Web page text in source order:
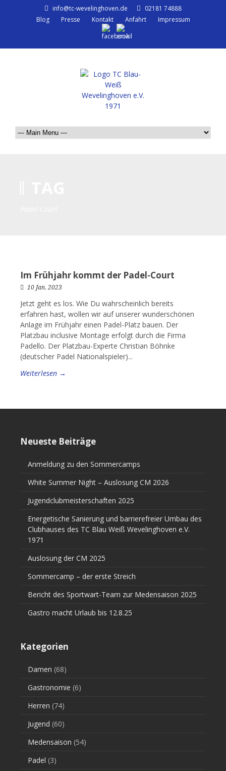
info@tc-wevelinghoven.de
02181 74888
Blog
Presse Kontakt Anfahrt Impressum
Im Frühjahr kommt der Padel-Court
10 Jan. 2023
Jetzt geht es los. Wie Du wahrscheinlich bereits
erfahren hast, wollen wir auf unserer wunderschönen
Anlage im Frühjahr einen Padel-Platz bauen. Der
Platzbau inclusive Montage erfolgt durch die Firma
Padello. Der Platzbau-Experte Christian Böhnke
(deutscher Padel Nationalspieler)...
Weiterlesen →
Neueste Beiträge
Anmeldung zu den Sommercamps
White Summer Night – Auslosung CM 2026
Jugendclubmeisterschaften 2025
Energetische Sanierung und barrierefreier Umbau des
Clubhauses des TC Blau Weiß Wevelinghoven e.V.
1971
Auslosung der CM 2025
Sommercamp – der erste Streich
Bericht des Sportwart-Team zur Medensaison 2025
Gastro macht Urlaub bis 12.8.25
Kategorien
Damen (68)
Gastronomie (6)
Herren (74)
Jugend (60)
Medensaison (54)
Padel (3)